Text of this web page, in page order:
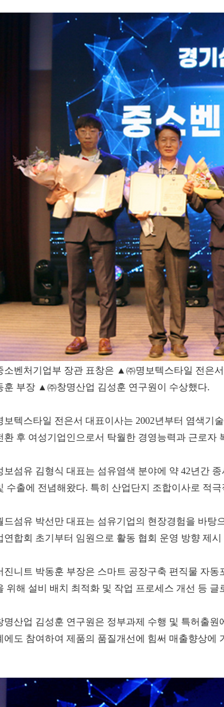
소벤처기업부 장관 표창은 ▲㈜명보텍스타일 전
훈 부장 ▲㈜창명산업 김성훈 연구원이 수상했다.
보텍스타일 전은서 대표이사는 2002년부터 염색기
환 후 여성기업인으로서 탁월한 경영능력과 근로자
보섬유 김형식 대표는 섬유염색 분야에 약 42년간
수출에 전념해왔다. 특히 산업단지 조합이사로 적
드섬유 박선만 대표는 섬유기업의 현장경험을 바탕
연합회 초기부터 임원으로 활동 협회 운영 방향 제
진니트 박동훈 부장은 스마트 공장구축 편직물 자
위해 설비 배치 최적화 및 작업 프로세스 개선 등
명산업 김성훈 연구원은 정부과제 수행 및 특허출
에도 참여하여 제품의 품질개선에 힘써 매출향상에